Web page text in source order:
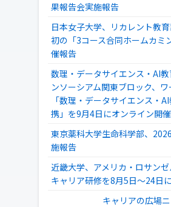
果報告会実施報告
日本女子大学、リカレント教
初の「3コース合同ホームカミ
催報告
数理・データサイエンス・AI
ンソーシアム関東ブロック、
「数理・データサイエンス・
携」を9月4日にオンライン開催
東京薬科大学生命科学部、
施報告
近畿大学、アメリカ・ロサン
キャリア研修を8月5日～24日
キャリアの広場